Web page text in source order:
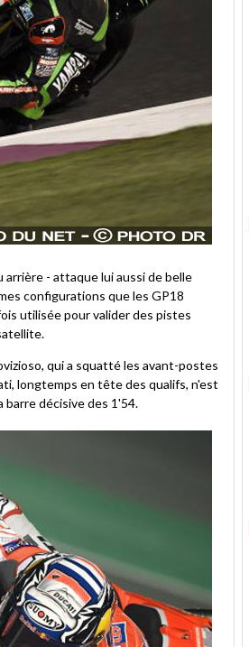
- attaque lui aussi de belle
configurations que les GP18
utilisée pour valider des pistes
qui a squatté les avant-postes
longtemps en tête des qualifs, n'est
barre décisive des 1'54.